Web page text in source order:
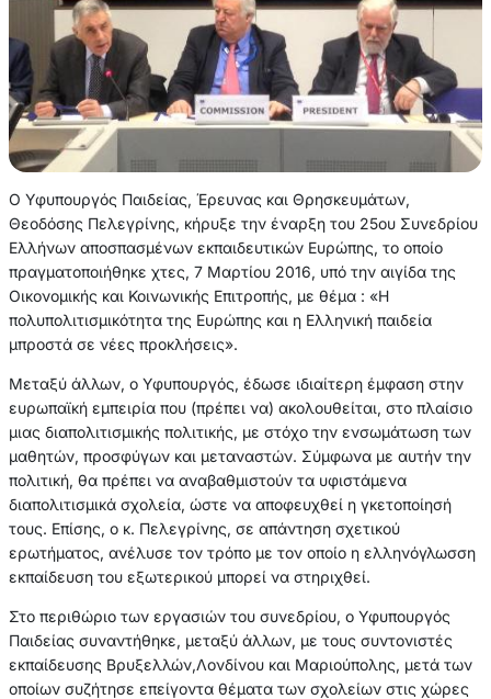
Ο Υφυπουργός Παιδείας, Έρευνας και Θρησκευμάτων,
Θεοδόσης Πελεγρίνης, κήρυξε την έναρξη του 25ου Συνεδρίου
Ελλήνων αποσπασμένων εκπαιδευτικών Ευρώπης, το οποίο
πραγματοποιήθηκε χτες, 7 Μαρτίου 2016, υπό την αιγίδα της
Οικονομικής και Κοινωνικής Επιτροπής, με θέμα : «Η
πολυπολιτισμικότητα της Ευρώπης και η Ελληνική παιδεία
μπροστά σε νέες προκλήσεις».
Μεταξύ άλλων, ο Υφυπουργός, έδωσε ιδιαίτερη έμφαση στην
ευρωπαϊκή εμπειρία που (πρέπει να) ακολουθείται, στο πλαίσιο
μιας διαπολιτισμικής πολιτικής, με στόχο την ενσωμάτωση των
μαθητών, προσφύγων και μεταναστών. Σύμφωνα με αυτήν την
πολιτική, θα πρέπει να αναβαθμιστούν τα υφιστάμενα
διαπολιτισμικά σχολεία, ώστε να αποφευχθεί η γκετοποίησή
τους. Επίσης, ο κ. Πελεγρίνης, σε απάντηση σχετικού
ερωτήματος, ανέλυσε τον τρόπο με τον οποίο η ελληνόγλωσση
εκπαίδευση του εξωτερικού μπορεί να στηριχθεί.
Στο περιθώριο των εργασιών του συνεδρίου, ο Υφυπουργός
Παιδείας συναντήθηκε, μεταξύ άλλων, με τους συντονιστές
εκπαίδευσης Βρυξελλών,Λονδίνου και Μαριούπολης, μετά των
οποίων συζήτησε επείγοντα θέματα των σχολείων στις χώρες